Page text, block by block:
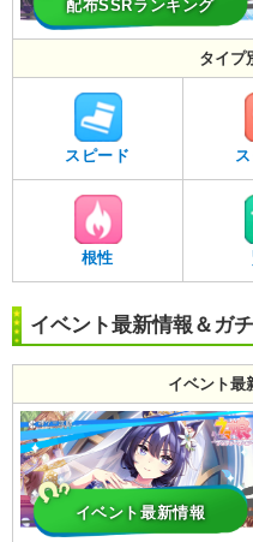
配布SSRランキング
タイプ
スピード
根性
イベント最新情報＆ガ
イベント最
イベント最新情報